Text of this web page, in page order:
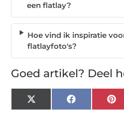
een flatlay?
Hoe vind ik inspiratie
flatlayfoto's?
Goed artikel? Deel
X
(Twitter)
Facebook